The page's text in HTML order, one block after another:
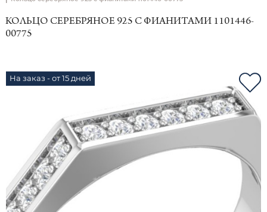
КОЛЬЦО СЕРЕБРЯНОЕ 925 С ФИАНИТАМИ 1101446-
00775
На заказ - от 15 дней